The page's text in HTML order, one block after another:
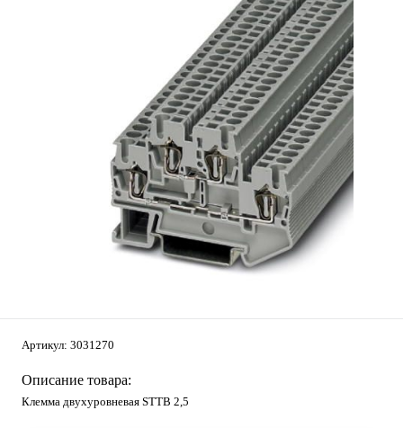
Артикул: 3031270
Описание товара:
Клемма двухуровневая STTB 2,5